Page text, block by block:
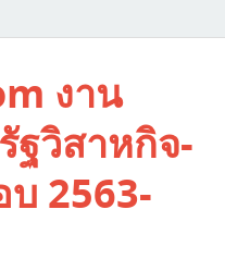
งาน
ฐวิสาหกิจ-
2563-